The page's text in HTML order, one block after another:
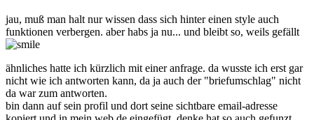
jau, muß man halt nur wissen dass sich hinter einen style auch
funktionen verbergen. aber habs ja nu... und bleibt so, weils gefällt
ähnliches hatte ich kürzlich mit einer anfrage. da wusste ich erst gar
nicht wie ich antworten kann, da ja auch der "briefumschlag" nicht
da war zum antworten.
bin dann auf sein profil und dort seine sichtbare email-adresse